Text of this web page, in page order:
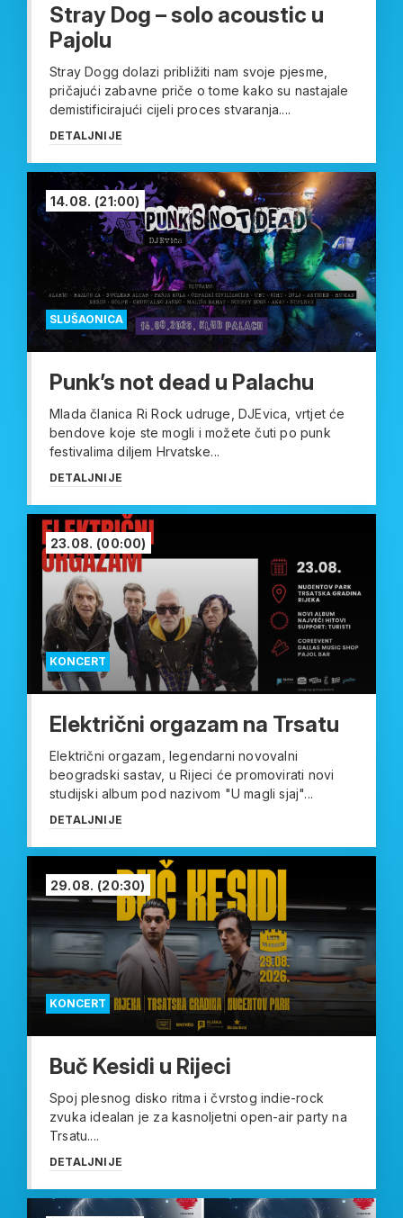
Stray Dog – solo acoustic u
Pajolu
Stray Dogg dolazi približiti nam svoje pjesme,
pričajući zabavne priče o tome kako su nastajale
demistificirajući cijeli proces stvaranja....
DETALJNIJE
SLUŠAONICA
14.08. (21:00)
Punk’s not dead u Palachu
Mlada članica Ri Rock udruge, DJEvica, vrtjet će
bendove koje ste mogli i možete čuti po punk
festivalima diljem Hrvatske...
DETALJNIJE
KONCERT
23.08. (00:00)
Električni orgazam na Trsatu
Električni orgazam, legendarni novovalni
beogradski sastav, u Rijeci će promovirati novi
studijski album pod nazivom "U magli sjaj"...
DETALJNIJE
KONCERT
29.08. (20:30)
Buč Kesidi u Rijeci
Spoj plesnog disko ritma i čvrstog indie-rock
zvuka idealan je za kasnoljetni open-air party na
Trsatu....
DETALJNIJE